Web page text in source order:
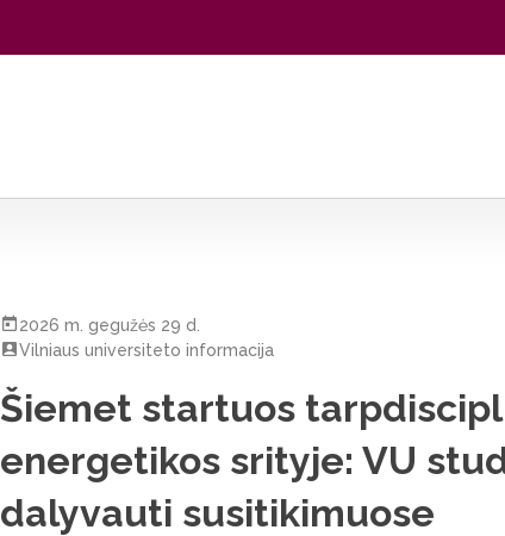
2026 m. gegužės 29 d.
Vilniaus universiteto informacija
Šiemet startuos
energetikos srityje: VU
dalyvauti susitikimuose